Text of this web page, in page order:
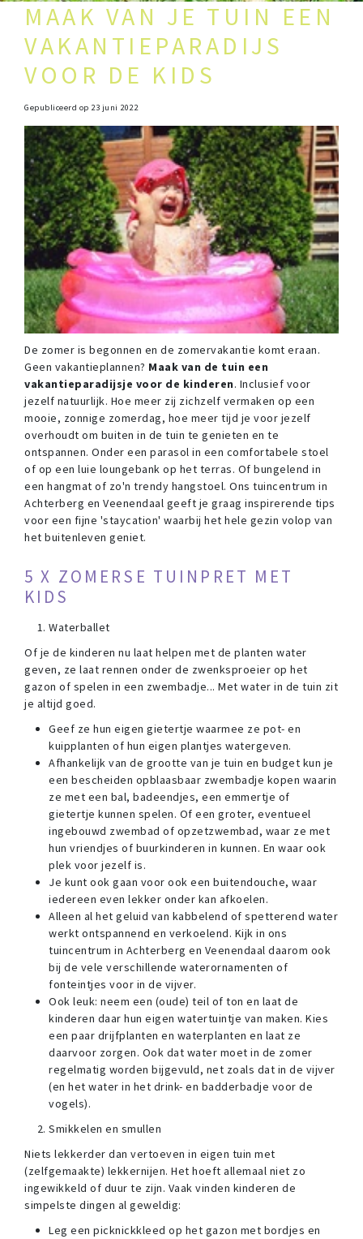
MAAK VAN JE TUIN EEN
VAKANTIEPARADIJS
VOOR DE KIDS
Gepubliceerd op 23 juni 2022
De zomer is begonnen en de zomervakantie komt eraan.
Geen vakantieplannen? Maak van de tuin een
vakantieparadijsje voor de kinderen. Inclusief voor
jezelf natuurlijk. Hoe meer zij zichzelf vermaken op een
mooie, zonnige zomerdag, hoe meer tijd je voor jezelf
overhoudt om buiten in de tuin te genieten en te
ontspannen. Onder een parasol in een comfortabele stoel
of op een luie loungebank op het terras. Of bungelend in
een hangmat of zo'n trendy hangstoel. Ons tuincentrum in
Achterberg en Veenendaal geeft je graag inspirerende tips
voor een fijne 'staycation' waarbij het hele gezin volop van
het buitenleven geniet.
5 X ZOMERSE TUINPRET MET
KIDS
Waterballet
Of je de kinderen nu laat helpen met de planten water
geven, ze laat rennen onder de zwenksproeier op het
gazon of spelen in een zwembadje... Met water in de tuin zit
je altijd goed.
Geef ze hun eigen gietertje waarmee ze pot- en
kuipplanten of hun eigen plantjes watergeven.
Afhankelijk van de grootte van je tuin en budget kun je
een bescheiden opblaasbaar zwembadje kopen waarin
ze met een bal, badeendjes, een emmertje of
gietertje kunnen spelen. Of een groter, eventueel
ingebouwd zwembad of opzetzwembad, waar ze met
hun vriendjes of buurkinderen in kunnen. En waar ook
plek voor jezelf is.
Je kunt ook gaan voor ook een buitendouche, waar
iedereen even lekker onder kan afkoelen.
Alleen al het geluid van kabbelend of spetterend water
werkt ontspannend en verkoelend. Kijk in ons
tuincentrum in Achterberg en Veenendaal daarom ook
bij de vele verschillende waterornamenten of
fonteintjes voor in de vijver.
Ook leuk: neem een (oude) teil of ton en laat de
kinderen daar hun eigen watertuintje van maken. Kies
een paar drijfplanten en waterplanten en laat ze
daarvoor zorgen. Ook dat water moet in de zomer
regelmatig worden bijgevuld, net zoals dat in de vijver
(en het water in het drink- en badderbadje voor de
vogels).
Smikkelen en smullen
Niets lekkerder dan vertoeven in eigen tuin met
(zelfgemaakte) lekkernijen. Het hoeft allemaal niet zo
ingewikkeld of duur te zijn. Vaak vinden kinderen de
simpelste dingen al geweldig:
Leg een picknickkleed op het gazon met bordjes en